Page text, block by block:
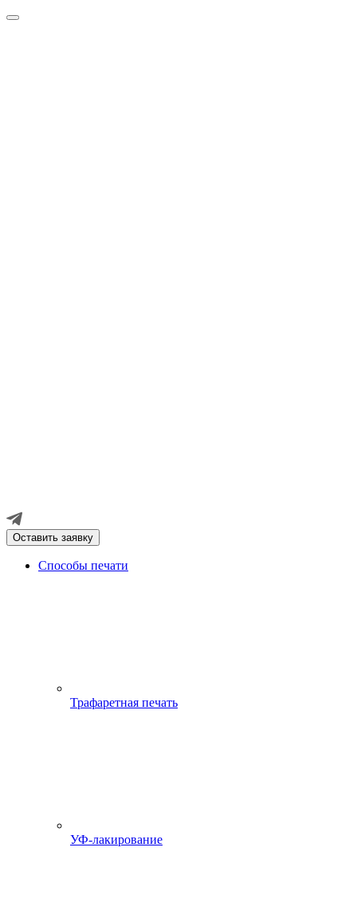
Оставить заявку
Способы печати
Трафаретная печать
УФ-лакирование